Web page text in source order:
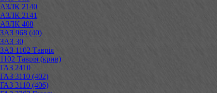
АЗЛК 2140
АЗЛК 2141
АЗЛК 408
ЗАЗ 968 (40)
ЗАЗ 30
ЗАЗ 1102 Таврія
1102 Таврія (крив)
ГАЗ 2410
ГАЗ 3110 (402)
ГАЗ 3110 (406)